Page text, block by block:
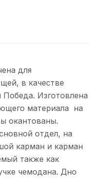
для
в качестве
Изготовлена
материала на
окантованы.
отдел, на
карман и карман
также как
чемодана. Дно